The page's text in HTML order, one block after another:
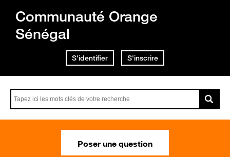
Communauté Orange
Sénégal
S'identifier S'inscrire
Poser une question